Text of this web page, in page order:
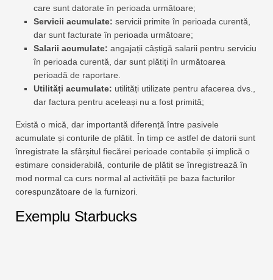
care sunt datorate în perioada următoare;
Servicii acumulate: servicii primite în perioada curentă,
dar sunt facturate în perioada următoare;
Salarii acumulate: angajații câștigă salarii pentru serviciu
în perioada curentă, dar sunt plătiți în următoarea
perioadă de raportare.
Utilități acumulate: utilități utilizate pentru afacerea dvs.,
dar factura pentru aceleași nu a fost primită;
Există o mică, dar importantă diferență între pasivele
acumulate și conturile de plătit. În timp ce astfel de datorii sunt
înregistrate la sfârșitul fiecărei perioade contabile și implică o
estimare considerabilă, conturile de plătit se înregistrează în
mod normal ca curs normal al activității pe baza facturilor
corespunzătoare de la furnizori.
Exemplu Starbucks